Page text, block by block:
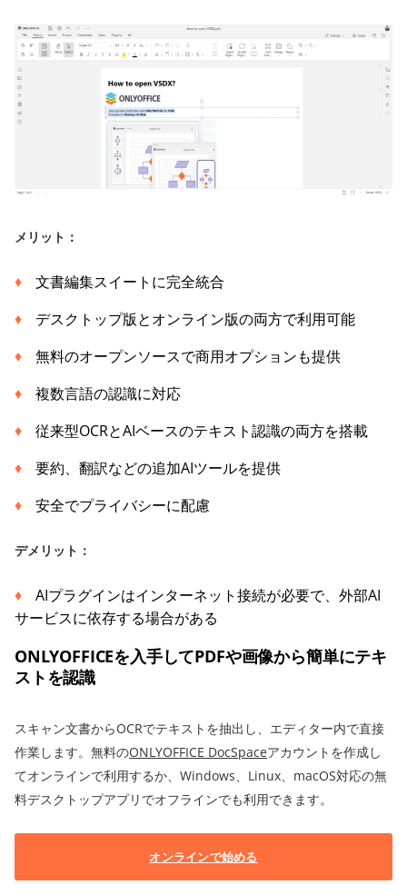
メリット：
文書編集スイートに完全統合
デスクトップ版とオンライン版の両方で利用可能
無料のオープンソースで商用オプションも提供
複数言語の認識に対応
従来型OCRとAIベースのテキスト認識の両方を搭載
要約、翻訳などの追加AIツールを提供
安全でプライバシーに配慮
デメリット：
AIプラグインはインターネット接続が必要で、外部AI
サービスに依存する場合がある
ONLYOFFICEを入手してPDFや画像から簡単にテキ
ストを認識
スキャン文書からOCRでテキストを抽出し、エディター内で直接
作業します。無料のONLYOFFICE DocSpaceアカウントを作成し
てオンラインで利用するか、Windows、Linux、macOS対応の無
料デスクトップアプリでオフラインでも利用できます。
オンラインで始める